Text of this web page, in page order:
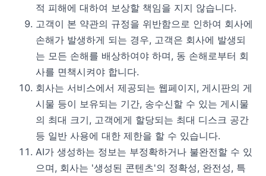
적 피해에 대하여 보상할 책임을 지지 않습니다.
고객이 본 약관의 규정을 위반함으로 인하여 회사에
손해가 발생하게 되는 경우, 고객은 회사에 발생되
는 모든 손해를 배상하여야 하며, 동 손해로부터 회
사를 면책시켜야 합니다.
회사는 서비스에서 제공되는 웹페이지, 게시판의 게
시물 등이 보유되는 기간, 송수신할 수 있는 게시물
의 최대 크기, 고객에게 할당되는 최대 디스크 공간
등 일반 사용에 대한 제한을 할 수 있습니다.
AI가 생성하는 정보는 부정확하거나 불완전할 수 있
으며, 회사는 '생성된 콘텐츠'의 정확성, 완전성, 특